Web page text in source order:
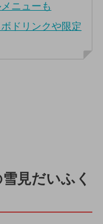
ニューも
ドリンクや限定
見だいふく